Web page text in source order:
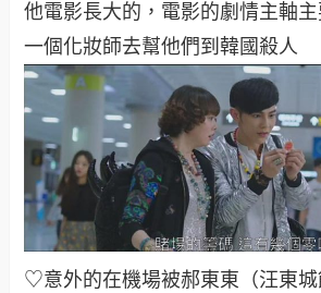
他電影長大的，電影的劇情主軸
一個化妝師去幫他們到韓國殺人
♡意外的在機場被郝東東（汪東